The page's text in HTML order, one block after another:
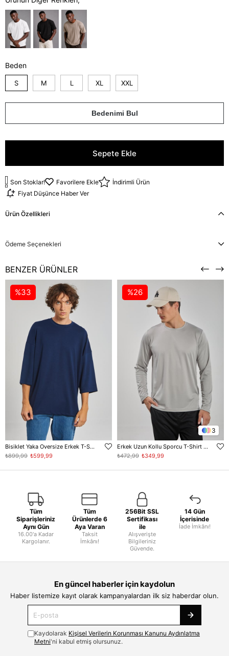
Beden
S M L XL XXL
Bedenimi Bul
Son Stoklar! Favorilere Ekle
İndirimli Ürün
Fiyat Düşünce Haber Ver
Ürün Özellikleri
Ödeme Seçenekleri
BENZER ÜRÜNLER
Bisiklet Yaka Oversize Erkek T-Shirt - Lacivert
₺599,99
₺899,99
%33
3
Erkek Uzun Kollu Sporcu T-Shirt - Gri
₺349,99
₺472,99
%26
Tüm
Siparişleriniz
Aynı Gün
16.00'a Kadar
Kargolanır.
Tüm
Ürünlerde 6
Aya Varan
Taksit
İmkânı!
256Bit SSL
Sertifikası
ile
Alışverişte
Bilgileriniz
Güvende.
14 Gün
İçerisinde
İade İmkânı!
En güncel haberler için kaydolun
Haber listemize kayıt olarak kampanyalardan ilk siz haberdar olun.
Kaydolarak Kişisel Verilerin Korunması Kanunu Aydınlatma
Metni'ni kabul etmiş olursunuz.